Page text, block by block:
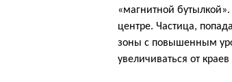
«магнитной
центре. Частица,
зоны с повышенным
увеличиваться от